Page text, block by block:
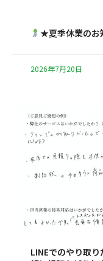
★夏季休業の
2026年7月20日
LINEでのやり取